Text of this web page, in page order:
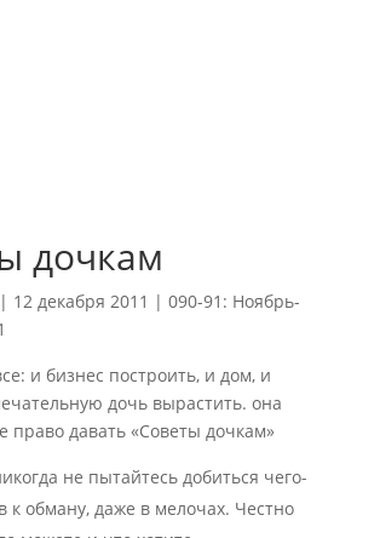
дочкам
| 12 декабря 2011 | 090-91: Ноябрь-
и бизнес построить, и дом, и
дочь вырастить. она
право давать «Советы дочкам»
не пытайтесь добиться чего-
к обману, даже в мелочах. Честно